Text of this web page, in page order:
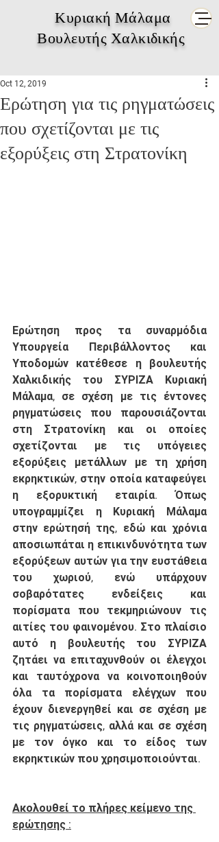
Κυριακή Μάλαμα
Βουλευτής Χαλκιδικής
Ερώτηση για τις ρηγματώσεις
που σχετίζονται με τις
εξορύξεις στη Στρατονίκη
Oct 12, 2019
Ερώτηση προς τα συναρμόδια
Υπουργεία Περιβάλλοντος και
Υποδομών κατέθεσε η βουλευτής
Χαλκιδικής του ΣΥΡΙΖΑ Κυριακή
Μάλαμα, σε σχέση με τις έντονες
ρηγματώσεις που παρουσιάζονται
στη Στρατονίκη και οι οποίες
σχετίζονται με τις υπόγειες
εξορύξεις μετάλλων με τη χρήση
εκρηκτικών, στην οποία καταφεύγει
η εξορυκτική εταιρία. Όπως
υπογραμμίζει η Κυριακή Μάλαμα
στην ερώτησή της, εδώ και χρόνια
αποσιωπάται η επικινδυνότητα των
εξορύξεων αυτών για την ευστάθεια
του χωριού, ενώ υπάρχουν
σοβαρότατες ενδείξεις και
πορίσματα που τεκμηριώνουν τις
αιτίες του φαινομένου. Στο πλαίσιο
αυτό η βουλευτής του ΣΥΡΙΖΑ
ζητάει να επιταχυνθούν οι έλεγχοι
και ταυτόχρονα να κοινοποιηθούν
όλα τα πορίσματα ελέγχων που
έχουν διενεργηθεί και σε σχέση με
τις ρηγματώσεις, αλλά και σε σχέση
με τον όγκο και το είδος των
εκρηκτικών που χρησιμοποιούνται.
Ακολουθεί το πλήρες κείμενο της
ερώτησης :